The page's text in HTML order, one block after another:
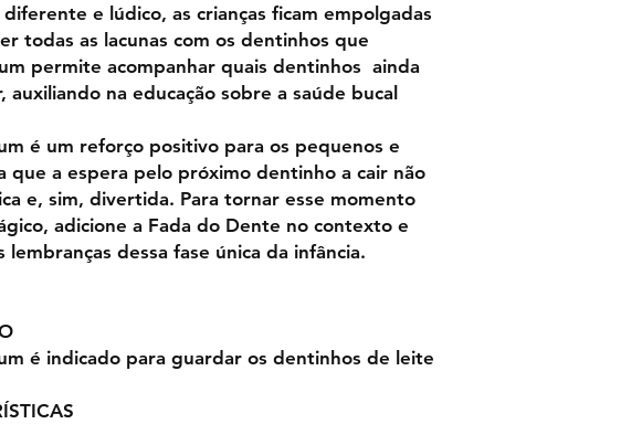
e lúdico, as crianças ficam empolgadas
todas as lacunas com os dentinhos que
permite acompanhar quais dentinhos ainda
auxiliando na educação sobre a saúde bucal
é um reforço positivo para os pequenos e
que a espera pelo próximo dentinho a cair não
e, sim, divertida. Para tornar esse momento
adicione a Fada do Dente no contexto e
lembranças dessa fase única da infância.
é indicado para guardar os dentinhos de leite